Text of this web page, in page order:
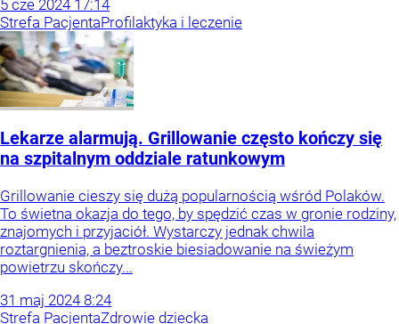
5 cze 2024 17:14
Strefa PacjentaProfilaktyka i leczenie
Lekarze alarmują. Grillowanie często kończy się
na szpitalnym oddziale ratunkowym
Grillowanie cieszy się dużą popularnością wśród Polaków.
To świetna okazja do tego, by spędzić czas w gronie rodziny,
znajomych i przyjaciół. Wystarczy jednak chwila
roztargnienia, a beztroskie biesiadowanie na świeżym
powietrzu skończy...
31 maj 2024 8:24
Strefa PacjentaZdrowie dziecka